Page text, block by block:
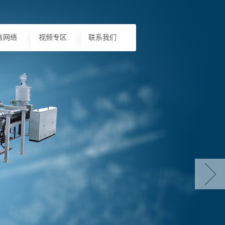
网络 视频专区 联系我们